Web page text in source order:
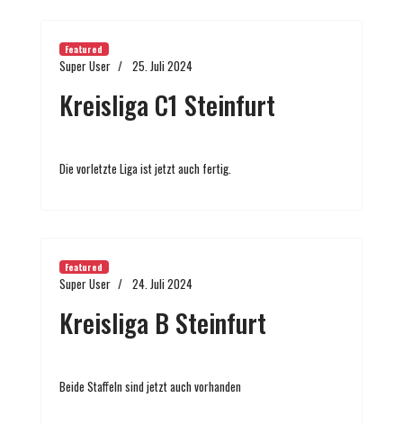
Featured
Super User 25. Juli 2024
Kreisliga C1 Steinfurt
Die vorletzte Liga ist jetzt auch fertig.
Featured
Super User 24. Juli 2024
Kreisliga B Steinfurt
Beide Staffeln sind jetzt auch vorhanden